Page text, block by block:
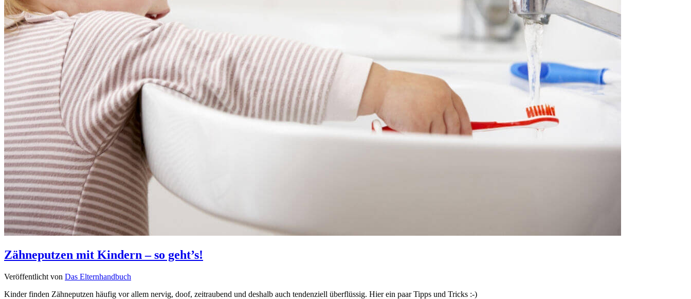
Zähneputzen mit Kindern – so geht’s!
Veröffentlicht von Das Elternhandbuch
Kinder finden Zähneputzen häufig vor allem nervig, doof, zeitraubend und deshalb auch tendenziell überflüssig. Hier ein paar Tipps und Tricks :-)